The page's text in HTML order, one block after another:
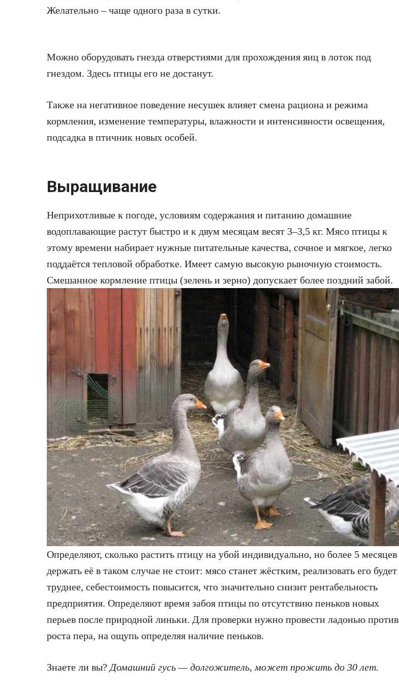
Желательно – чаще одного раза в сутки.
Можно оборудовать гнезда отверстиями для прохождения яиц в лоток под
гнездом. Здесь птицы его не достанут.
Также на негативное поведение несушек влияет смена рациона и режима
кормления, изменение температуры, влажности и интенсивности освещения,
подсадка в птичник новых особей.
Выращивание
Неприхотливые к погоде, условиям содержания и питанию домашние
водоплавающие растут быстро и к двум месяцам весят 3–3,5 кг. Мясо птицы к
этому времени набирает нужные питательные качества, сочное и мягкое, легко
поддаётся тепловой обработке. Имеет самую высокую рыночную стоимость.
Смешанное кормление птицы (зелень и зерно) допускает более поздний забой.
Определяют, сколько растить птицу на убой индивидуально, но более 5 месяцев
держать её в таком случае не стоит: мясо станет жёстким, реализовать его будет
труднее, себестоимость повысится, что значительно снизит рентабельность
предприятия. Определяют время забоя птицы по отсутствию пеньков новых
перьев после природной линьки. Для проверки нужно провести ладонью против
роста пера, на ощупь определяя наличие пеньков.
Знаете ли вы? Домашний гусь — долгожитель, может прожить до 30 лет.